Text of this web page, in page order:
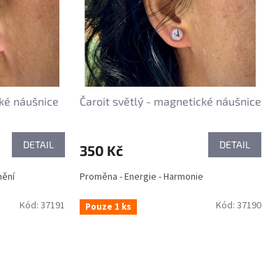
náušnice
DETAIL
Čaroit světlý - magnetické náušnice
350 Kč DETAIL
Proměna - Energie - Harmonie
Kód: 37191 Pouze 1 ks Kód: 37190